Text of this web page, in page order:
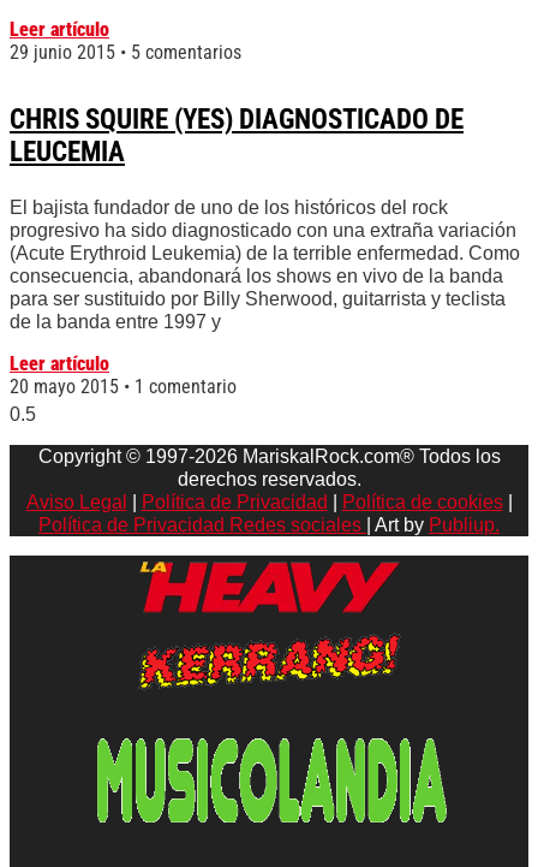
Leer artículo
29 junio 2015
5 comentarios
CHRIS SQUIRE (YES) DIAGNOSTICADO DE
LEUCEMIA
El bajista fundador de uno de los históricos del rock
progresivo ha sido diagnosticado con una extraña variación
(Acute Erythroid Leukemia) de la terrible enfermedad. Como
consecuencia, abandonará los shows en vivo de la banda
para ser sustituido por Billy Sherwood, guitarrista y teclista
de la banda entre 1997 y
Leer artículo
20 mayo 2015
1 comentario
Copyright © 1997-2026 MariskalRock.com® Todos los
derechos reservados.
Aviso Legal
Política de Privacidad Política de cookies|
Política de Privacidad Redes sociales
| Art by Publiup.